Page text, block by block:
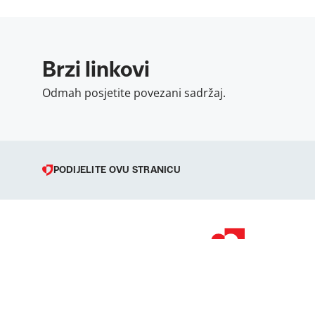
Brzi linkovi
Odmah posjetite povezani sadržaj.
PODIJELITE OVU STRANICU